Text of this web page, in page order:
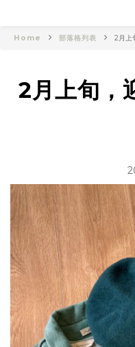
Home 部落格列表 2月上
2月上旬，